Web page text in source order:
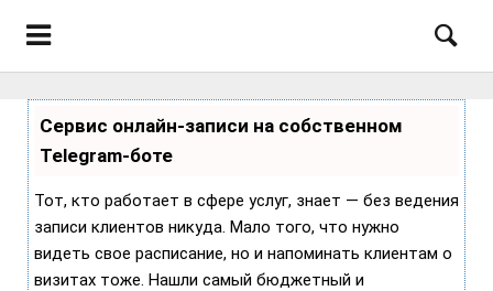
Сервис онлайн-записи на собственном
Telegram-боте
Тот, кто работает в сфере услуг, знает — без ведения
записи клиентов никуда. Мало того, что нужно
видеть свое расписание, но и напоминать клиентам о
визитах тоже. Нашли самый бюджетный и